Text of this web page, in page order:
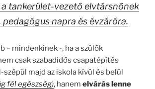
tankerület-vezető elvtársnőnek
pedagógus napra és évzáróra.
– mindenkinek -, ha a szülők
csak szabadidős csapatépítés
majd az iskola kívül és belül
fél egészség), hanem elvárás lenne